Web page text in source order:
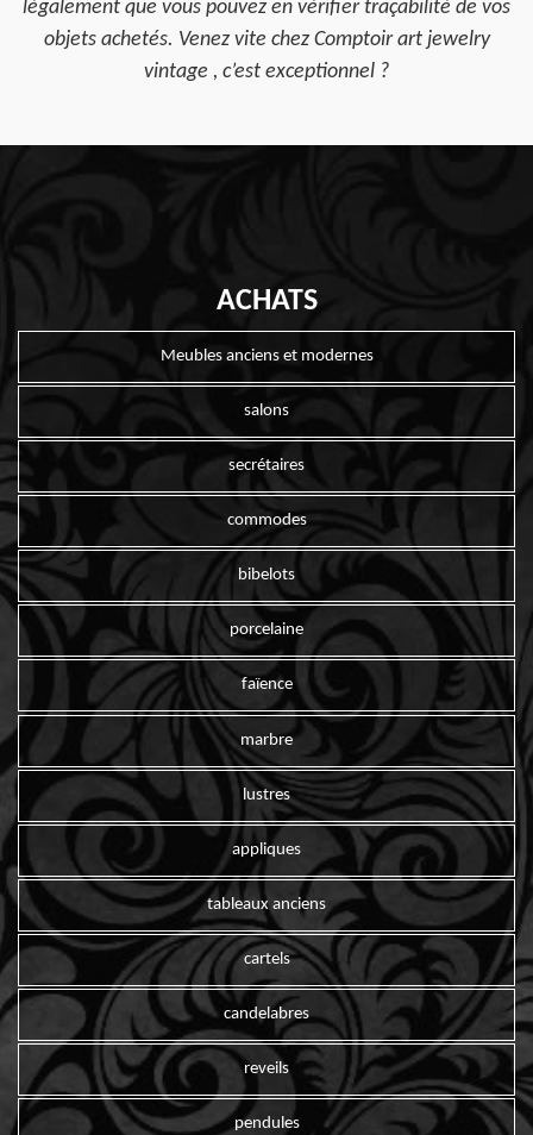
légalement que vous pouvez en vérifier traçabilité de vos
objets achetés. Venez vite chez Comptoir art jewelry
vintage , c’est exceptionnel ?
ACHATS
Meubles anciens et modernes
salons
secrétaires
commodes
bibelots
porcelaine
faïence
marbre
lustres
appliques
tableaux anciens
cartels
candelabres
reveils
pendules